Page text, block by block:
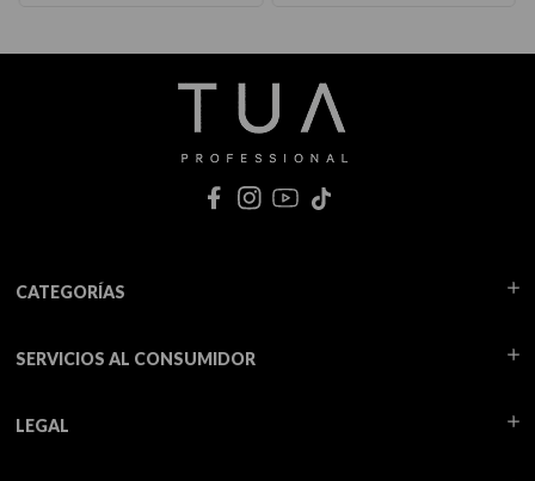
CATEGORÍAS
SERVICIOS AL CONSUMIDOR
LEGAL